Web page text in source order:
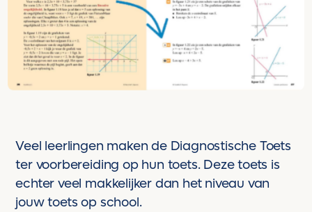
Veel leerlingen maken de Diagnostische Toets
ter voorbereiding op hun toets. Deze toets is
echter veel makkelijker dan het niveau van
jouw toets op school.